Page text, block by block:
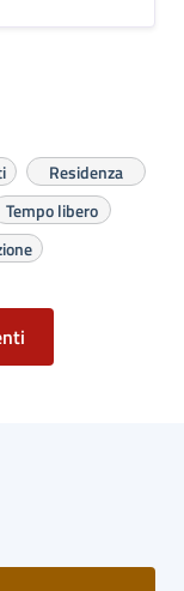
Residenza
Tempo libero